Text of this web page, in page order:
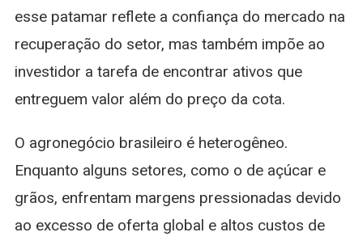
esse patamar reflete a confiança do mercado na
recuperação do setor, mas também impõe ao
investidor a tarefa de encontrar ativos que
entreguem valor além do preço da cota.
O agronegócio brasileiro é heterogêneo.
Enquanto alguns setores, como o de açúcar e
grãos, enfrentam margens pressionadas devido
ao excesso de oferta global e altos custos de